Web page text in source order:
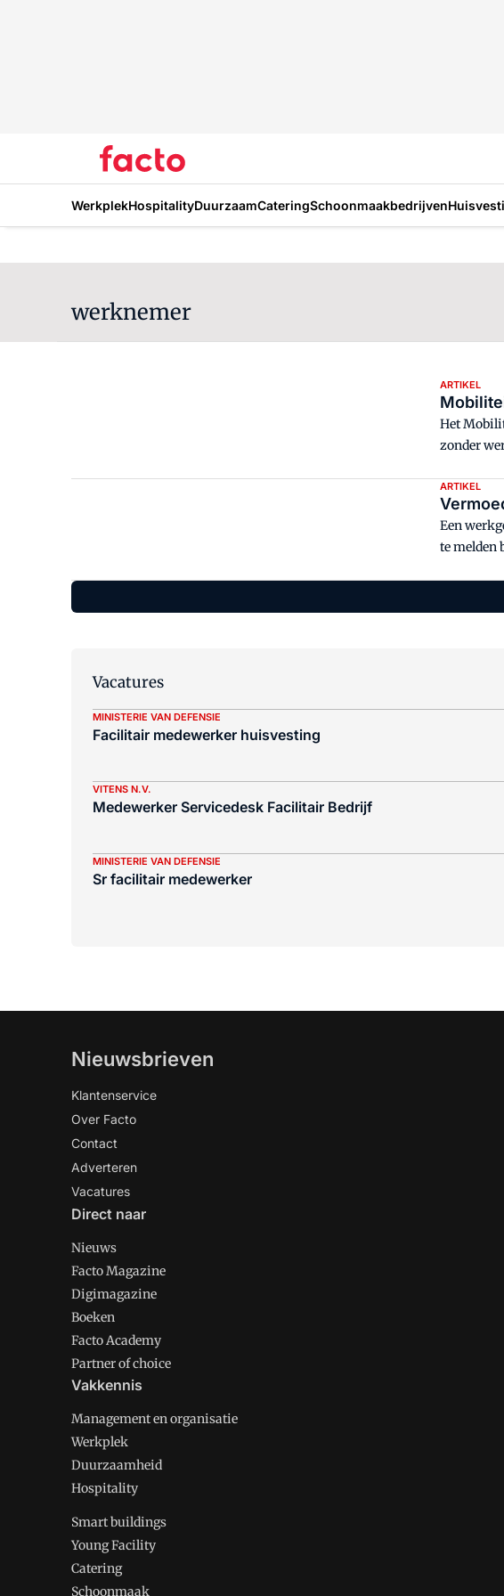
WerkplekHospitalityDuurzaamCateringSchoonmaakbedrijven
werknemer
ARTIKEL
Het
zonder
ARTIKEL
Een
te melden
Vacatures
MINISTERIE VAN DEFENSIE
Facilitair medewerker huisvesting
VITENS N.V.
Medewerker Servicedesk Facilitair Bedrijf
MINISTERIE VAN DEFENSIE
Sr facilitair medewerker
Nieuwsbrieven
Klantenservice
Over Facto
Contact
Adverteren
Vacatures
Direct naar
Nieuws
Facto Magazine
Digimagazine
Boeken
Facto Academy
Partner of choice
Vakkennis
Management en organisatie
Werkplek
Duurzaamheid
Hospitality
Smart buildings
Young Facility
Catering
Schoonmaak